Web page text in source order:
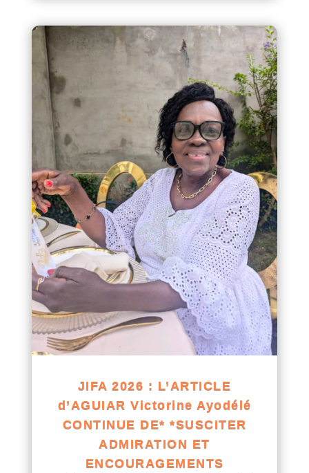
JIFA 2026 : L’ARTICLE
d’AGUIAR Victorine Ayodélé
CONTINUE DE* *SUSCITER
ADMIRATION ET
ENCOURAGEMENTS